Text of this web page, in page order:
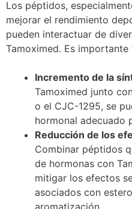
Los péptidos,
mejorar el rendimiento
pueden interactuar de
Tamoximed. Es
Incremento de la
Tamoximed junto
o el CJC-1295, se
hormonal adecuado
Reducción de los
Combinar péptidos
de hormonas con
mitigar los efectos
asociados con
aromatización.